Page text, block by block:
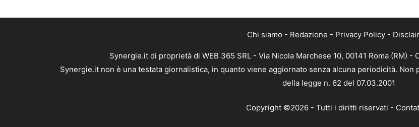
Chi siamo - Redazione - Privacy Policy -
Synergie.it di proprietà di WEB 365 SRL - Via Nicola Marchese 10, 00141 Roma (RM) -
Synergie.it non è una testata giornalistica, in quanto viene aggiornato senza alcuna periodicità.
della legge n. 62 del 07.03.2001
Copyright ©2026 - Tutti i diritti riservati -